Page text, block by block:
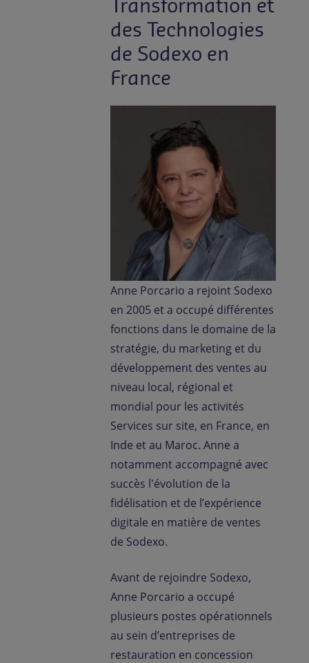
Transformation et
des Technologies
de Sodexo en
France
Anne Porcario a rejoint Sodexo
en 2005 et a occupé différentes
fonctions dans le domaine de la
stratégie, du marketing et du
développement des ventes au
niveau local, régional et
mondial pour les activités
Services sur site, en France, en
Inde et au Maroc. Anne a
notamment accompagné avec
succès l'évolution de la
fidélisation et de l’expérience
digitale en matière de ventes
de Sodexo.
Avant de rejoindre Sodexo,
Anne Porcario a occupé
plusieurs postes opérationnels
au sein d’entreprises de
restauration en concession